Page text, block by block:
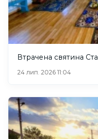
Втрачена святина
24 лип. 2026 11:04